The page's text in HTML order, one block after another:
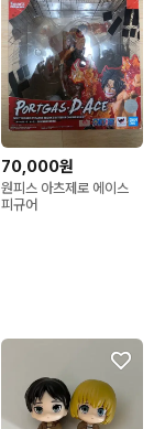
70,000원
원피스 아츠제로 에이스
피규어